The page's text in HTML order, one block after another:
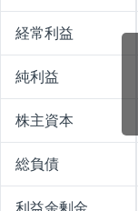
経常利益
純利益
株主資本
総負債